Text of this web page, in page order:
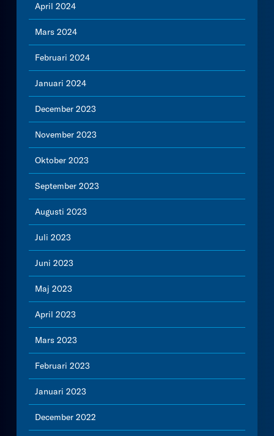
April 2024
Mars 2024
Februari 2024
Januari 2024
December 2023
November 2023
Oktober 2023
September 2023
Augusti 2023
Juli 2023
Juni 2023
Maj 2023
April 2023
Mars 2023
Februari 2023
Januari 2023
December 2022